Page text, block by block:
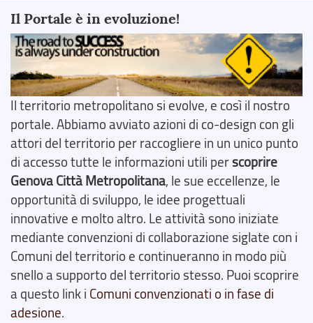
Il Portale è in evoluzione!
Il territorio metropolitano si evolve, e così il nostro
portale. Abbiamo avviato azioni di co-design con gli
attori del territorio per raccogliere in un unico punto
di accesso tutte le informazioni utili perscoprire
Genova Città Metropolitana, le sue eccellenze, le
opportunità di sviluppo, le idee progettuali
innovative e molto altro. Le attività sono iniziate
mediante convenzioni di collaborazione siglate con i
Comuni del territorio e continueranno in modo più
snello a supporto del territorio stesso. Puoi scoprire
a questo link i Comuni convenzionati o in fase di
adesione.